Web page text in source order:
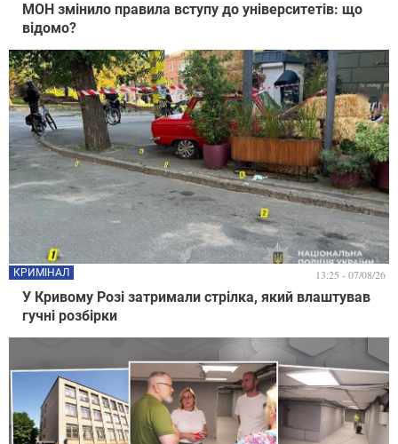
МОН змінило правила вступу до університетів: що
відомо?
У Кривому Розі затримали стрілка, який влаштував
гучні розбірки
КРИМІНАЛ 13:25 - 07/08/26